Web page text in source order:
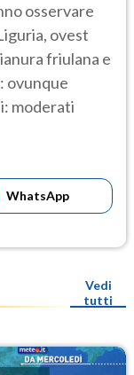
osservare
ovest
friulana e
ovunque
moderati
WhatsApp
Vedi
tutti